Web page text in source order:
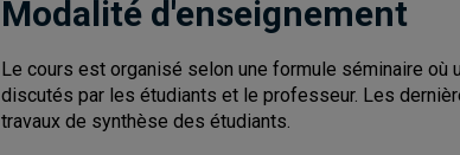
Modalité d'enseignement
Le cours est organisé selon une formule séminaire
discutés par les étudiants et le professeur. Les
travaux de synthèse des étudiants.